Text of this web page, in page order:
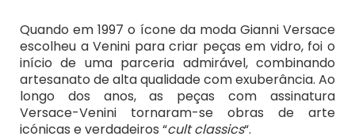
Quando em 1997 o ícone da moda Gianni Versace
escolheu a Venini para criar peças em vidro, foi o
início de uma parceria admirável, combinando
artesanato de alta qualidade com exuberância. Ao
longo dos anos, as peças com assinatura
Versace-Venini tornaram-se obras de arte
icónicas e verdadeiros “cult classics“.